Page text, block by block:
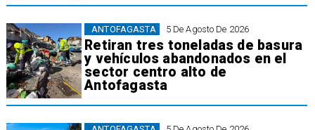
5 De Agosto De 2026
Retiran tres toneladas de basura
y vehículos abandonados en el
sector centro alto de
Antofagasta
ANTOFAGASTA